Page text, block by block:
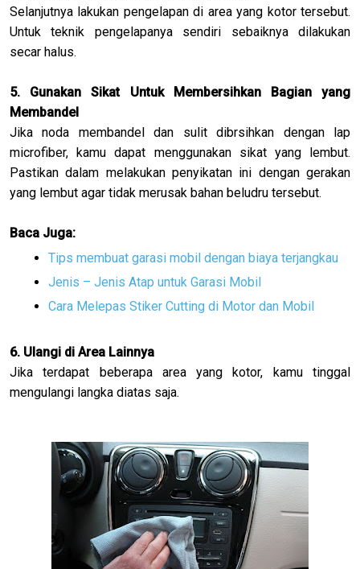
Selanjutnya lakukan pengelapan di area yang kotor tersebut.
Untuk teknik pengelapanya sendiri sebaiknya dilakukan
secar halus.
5. Gunakan Sikat Untuk Membersihkan Bagian yang
Membandel
Jika noda membandel dan sulit dibrsihkan dengan lap
microfiber, kamu dapat menggunakan sikat yang lembut.
Pastikan dalam melakukan penyikatan ini dengan gerakan
yang lembut agar tidak merusak bahan beludru tersebut.
Baca Juga:
Tips membuat garasi mobil dengan biaya terjangkau
Jenis – Jenis Atap untuk Garasi Mobil
Cara Melepas Stiker Cutting di Motor dan Mobil
6. Ulangi di Area Lainnya
Jika terdapat beberapa area yang kotor, kamu tinggal
mengulangi langka diatas saja.